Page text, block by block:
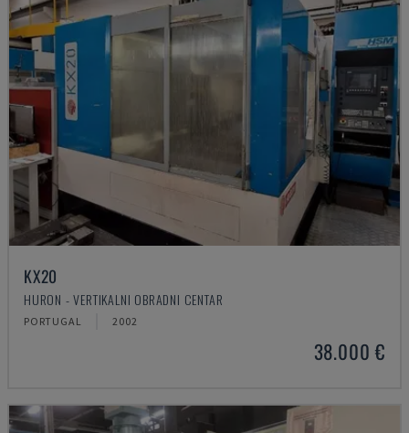
KX20
HURON - VERTIKALNI OBRADNI CENTAR
PORTUGAL 2002
38.000 €